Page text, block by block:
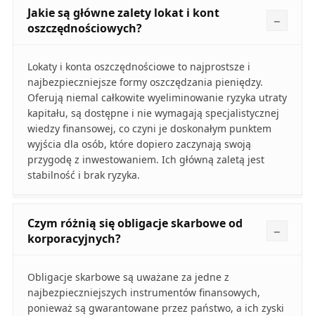
Jakie są główne zalety lokat i kont
oszczędnościowych?
Lokaty i konta oszczędnościowe to najprostsze i
najbezpieczniejsze formy oszczędzania pieniędzy.
Oferują niemal całkowite wyeliminowanie ryzyka utraty
kapitału, są dostępne i nie wymagają specjalistycznej
wiedzy finansowej, co czyni je doskonałym punktem
wyjścia dla osób, które dopiero zaczynają swoją
przygodę z inwestowaniem. Ich główną zaletą jest
stabilność i brak ryzyka.
Czym różnią się obligacje skarbowe od
korporacyjnych?
Obligacje skarbowe są uważane za jedne z
najbezpieczniejszych instrumentów finansowych,
ponieważ są gwarantowane przez państwo, a ich zyski